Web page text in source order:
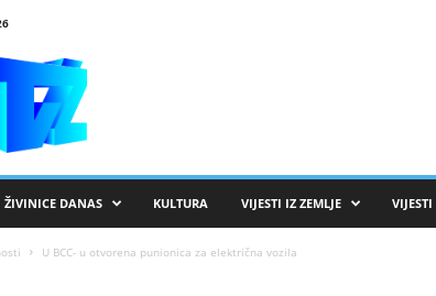
ŽIVINICE DANAS KULTURA VIJESTI IZ ZEMLJE
U BCC- u otvorena punionica za električna vozila